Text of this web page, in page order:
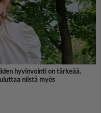
hyvinvointi on tärkeää.
niistä myös